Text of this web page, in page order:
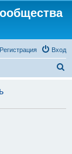
Вход
Регистрация
с